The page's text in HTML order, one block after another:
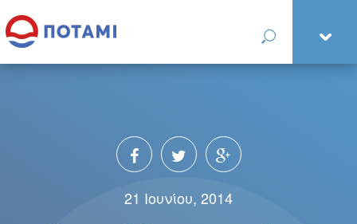
21 Ιουνίου, 2014